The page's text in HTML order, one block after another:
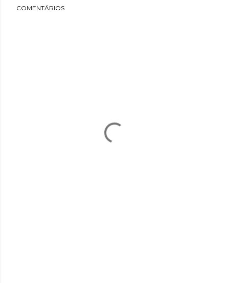
COMENTÁRIOS